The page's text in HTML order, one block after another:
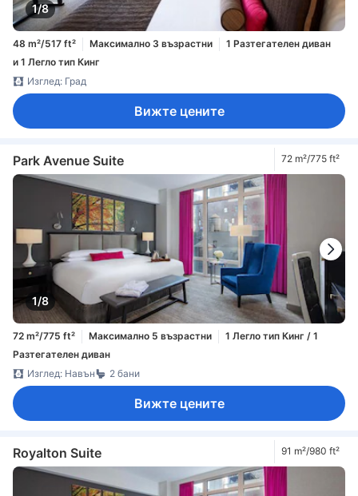
1/8
48 m²/517 ft² Максимално 3 възрастни
1 Разтегателен диван
и 1 Легло тип Кинг
Изглед: Град
Вижте цените
Park Avenue Suite 72 m²/775 ft²
1/8
72 m²/775 ft² Максимално 5 възрастни
1 Легло тип Кинг / 1
Разтегателен диван
Изглед: Навън
2 бани
Вижте цените
Royalton Suite 91 m²/980 ft²